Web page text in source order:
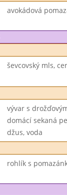
avokádová
ševcovský mls,
vývar s
domácí sekaná
džus, voda
rohlík s